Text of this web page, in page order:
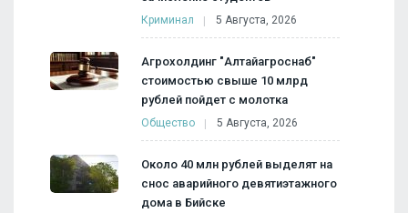
Криминал 5 Августа, 2026
Агрохолдинг "Алтайагроснаб"
стоимостью свыше 10 млрд
рублей пойдет с молотка
Общество 5 Августа, 2026
Около 40 млн рублей выделят на
снос аварийного девятиэтажного
дома в Бийске